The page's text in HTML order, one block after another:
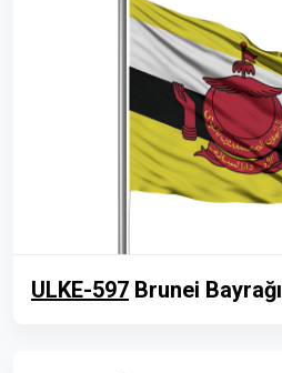
ULKE-597 Brunei Bayrağı